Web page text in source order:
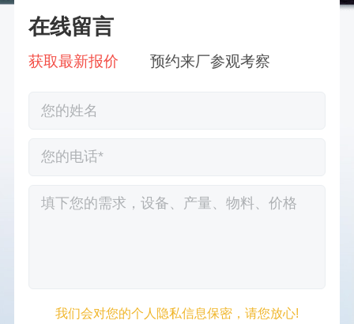
在线留言
获取最新报价 预约来厂参观考察
我们会对您的个人隐私信息保密，请您放心!